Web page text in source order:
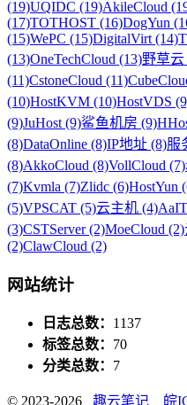
(19)UQIDC (19)AkileCloud
(17)TOTHOST (16)DogYun
(15)WePC (15)DigitalVirt (14)
(13)OneTechCloud (13)野草云
(11)CstoneCloud (11)
(10)HostKVM (10)HostVDS
(9)JuHost (9)鲨鱼机房 (9)
(8)DataOnline (8)IP地址 (8)服
(8)AkkoCloud (8)VollCloud (7)
(7)Kvmla (7)Zlidc (6)HostYun
(5)VPSCAT (5)云主机 (4)
(3)CSTServer (2)MoeCloud (2)
(2)ClawCloud (2)
网站统计
日志总数： 1137
标签总数： 70
分类总数： 7
© 2023-2026 趣云笔记 皖